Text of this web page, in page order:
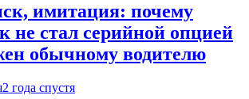
имитация: почему
не стал серийной опцией
обычному водителю
2 года спустя